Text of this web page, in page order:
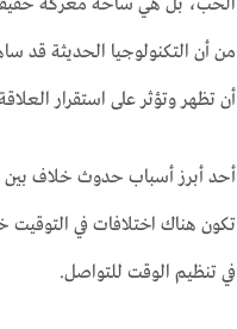
الحب، بل هي ساحة معركة
من أن التكنولوجيا الحديثة قد
أن تظهر وتؤثر على استقرار
أحد أبرز أسباب حدوث خلاف
تكون هناك اختلافات في
في تنظيم الوقت للتواصل.